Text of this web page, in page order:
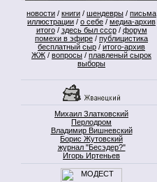
новости / книги / шендевры / письма
иллюстрации / о себе / медиа-архив
итого/ здесь был ссср/ форум
помехи в эфире / публицистика
бесплатный сыр / итого-архив
ЖЖ / вопросы / плавленый сырок
выборы
Михаил Златковский
Перлодром
Владимир Вишневский
Борис Жутовский
журнал "Бесэдер?"
Игорь Иртеньев